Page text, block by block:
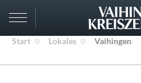
Start Lokales Vaihingen